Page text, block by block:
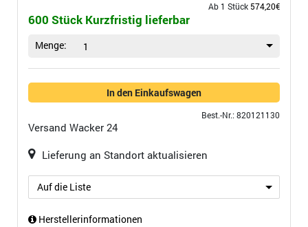
Ab 1 Stück 574,20€
600 Stück Kurzfristig lieferbar
Menge: 1
In den Einkaufswagen
Best.-Nr.: 820121130
Versand Wacker 24
Lieferung an Standort aktualisieren
Auf die Liste
Herstellerinformationen